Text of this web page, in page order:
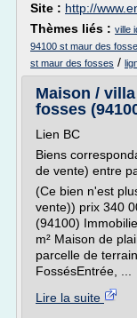
Site : http://
Thèmes liés : ville
94100 st maur des
st maur des fosses /
Maison /
fosses
Lien BC
Biens
de vente) entre
(Ce bien n'est
vente)) prix 340
(94100)
m² Maison de
parcelle de
FossésEntrée, ...
Lire la suite